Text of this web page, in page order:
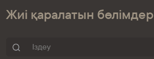
Жиі қаралатын бөлімдер